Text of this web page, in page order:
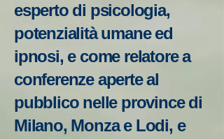
esperto di psicologia,
potenzialità umane ed
ipnosi, e come relatore a
conferenze aperte al
pubblico nelle province di
Milano, Monza e Lodi, e